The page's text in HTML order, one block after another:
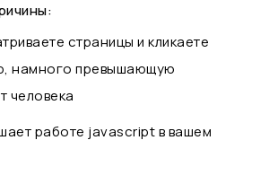
страницы и кликаете
намного превышающую
человека
работе javascript в вашем